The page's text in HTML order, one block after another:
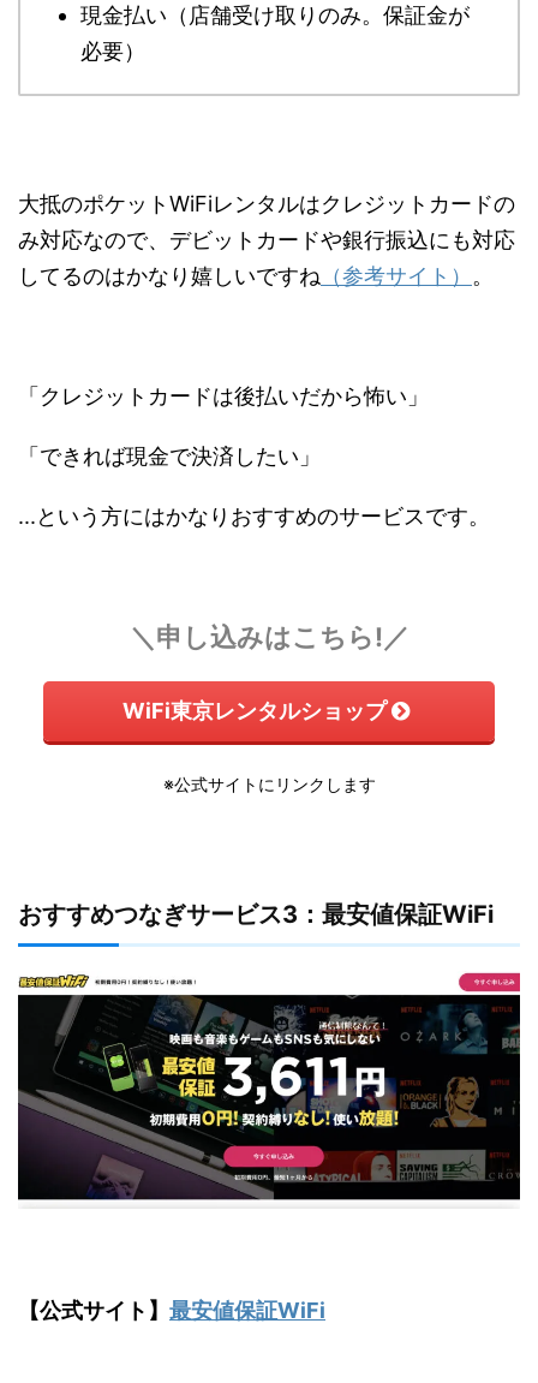
現金払い（店舗受け取りのみ。保証金が
必要）
大抵のポケットWiFiレンタルはクレジットカードの
み対応なので、デビットカードや銀行振込にも対応
してるのはかなり嬉しいですね （参考サイト） 。
「クレジットカードは後払いだから怖い」
「できれば現金で決済したい」
...という方にはかなりおすすめのサービスです。
＼申し込みはこちら!／
WiFi東京レンタルショップ
※公式サイトにリンクします
おすすめつなぎサービス3：最安値保証WiFi
【公式サイト】 最安値保証WiFi